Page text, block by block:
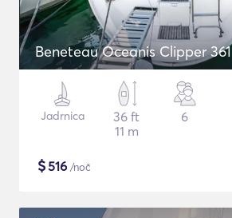
Beneteau Oceanis Clipper 361
Jadrnica
36 ft
11 m
6
$516 /noč